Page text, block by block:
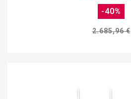
2.685,96 €
-40%